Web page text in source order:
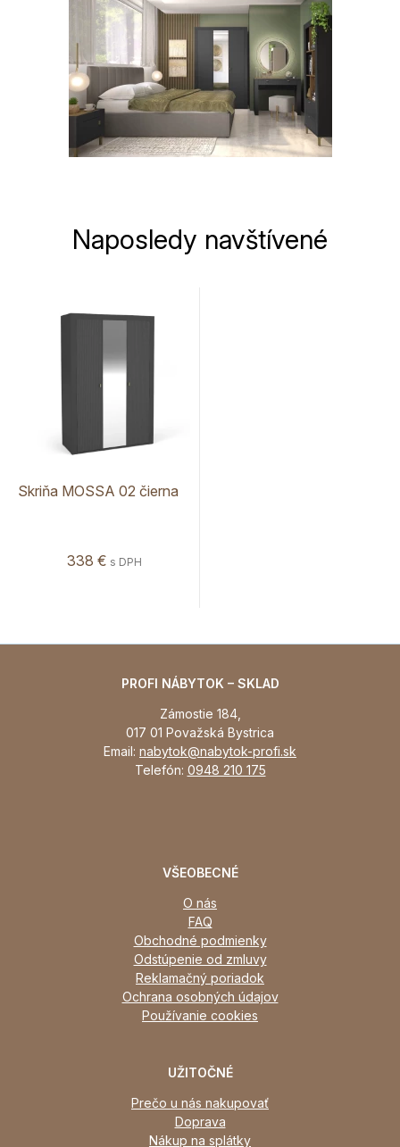
Naposledy navštívené
Skriňa MOSSA 02 čierna
338 € s DPH
PROFI NÁBYTOK – SKLAD
Zámostie 184,
017 01 Považská Bystrica
Email: nabytok@nabytok-profi.sk
Telefón: 0948 210 175
VŠEOBECNÉ
O nás
FAQ
Obchodné podmienky
Odstúpenie od zmluvy
Reklamačný poriadok
Ochrana osobných údajov
Používanie cookies
UŽITOČNÉ
Prečo u nás nakupovať
Doprava
Nákup na splátky